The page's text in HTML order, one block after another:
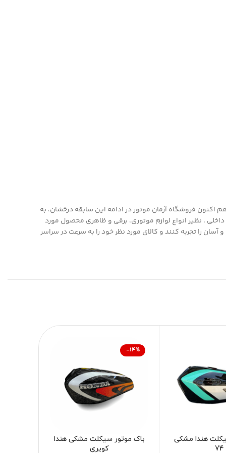
است. هم اکنون فروشگاه آرمان موتور در ادامه اين سابقه درخشان، به
، نظیر انواع لوازم موتوری، برقی و ظاهری محصول مورد
را تجربه کنند و کالای مورد نظر خود را به سرعت در سراسر
هندا مشکی
74
-14%
باک موتور سیکلت مشکی هندا
کویری